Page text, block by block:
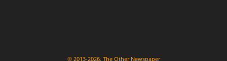
© 2013-2026, The Other Newspaper